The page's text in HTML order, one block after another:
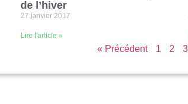
de l’hiver
27 janvier 2017
Lire l'article »
« Précédent 1 2 3